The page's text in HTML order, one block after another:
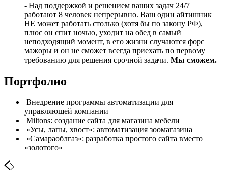
- Над поддержкой и решением ваших задач 24/7
работают 8 человек непрерывно. Ваш один айтишник
НЕ может работать столько (хотя бы по закону РФ),
плюс он спит ночью, уходит на обед в самый
неподходящий момент, в его жизни случаются форс
мажоры и он не сможет всегда приехать по первому
требованию для решения срочной задачи. Мы сможем.
Портфолио
Внедрение программы автоматизации для
управляющей компании
Miltons: создание сайта для магазина мебели
«Усы, лапы, хвост»: автоматизация зоомагазина
«Самараоблгаз»: разработка простого сайта вместо
«золотого»